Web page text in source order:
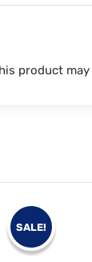
product may
SALE!